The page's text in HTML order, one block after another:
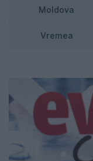
Moldova
Vremea